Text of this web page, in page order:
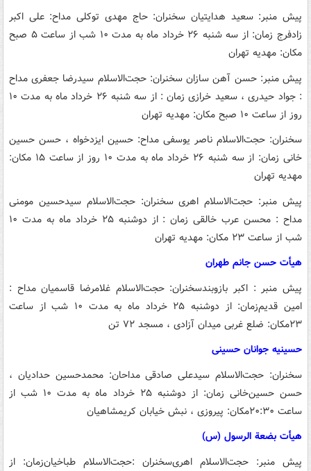
پیش منبر: سعید هدایتیان سخنران: حاج مهدی توکلی مداح: علی اکبر
زادفرج زمان: از سه شنبه ۲۶ خرداد ماه به مدت ۱۰ شب از ساعت ۵ صبح
مکان: مهدیه تهران
پیش منبر: حسن آهن سازانسخنران: حجت‌الاسلام سیدرضا جعفری مداح
: جواد حیدری ، سعید خرازی
زمان : از سه شنبه ۲۶ خرداد ماه به مدت ۱۰
روز از ساعت ۱۰ صبح
مکان: مهدیه تهران
سخنران: حجت‌الاسلام ناصر یوسفی مداح: حسین ایزدخواه ، حسن حسین
خانی زمان: از سه شنبه ۲۶ خرداد ماه به مدت ۱۰ روز از ساعت ۱۵
مکان:
مهدیه تهران
پیش منبر: حجت‌الاسلام اهریسخنران: حجت‌الاسلام سیدحسین مومنی
مداح : محسن عرب خالقی
زمان : از دوشنبه ۲۵ خرداد ماه به مدت ۱۰
شب از ساعت ۲۳
مکان: مهدیه تهران
هیأت حسن جانم طهران
پیش منبر : اکبر بازوبندسخنران: حجت‌الاسلام غلامرضا قاسمیانمداح :
امین قدیم
زمان: از دوشنبه ۲۵ خرداد ماه به مدت ۱۰ شب از ساعت
۲۳مکان: ضلع غربی میدان آزادی ، مسجد ۷۲ تن
حسینیه جوانان حسینی
سخنران: حجت‌الاسلام سیدعلی صادقیمداحان: محمدحسین حدادیان ،
حسن حسین‌خانی
زمان: از دوشنبه ۲۵ خرداد ماه به مدت ۱۰ شب از
ساعت ۲۰:۳۰
مکان: پیروزی ، نبش خیابان کریمشاهیان
هیأت بضعة الرسول (س)
پیش منبر: حجت‌الاسلام اهریسخنران :حجت‌الاسلام طباخیانزمان: از